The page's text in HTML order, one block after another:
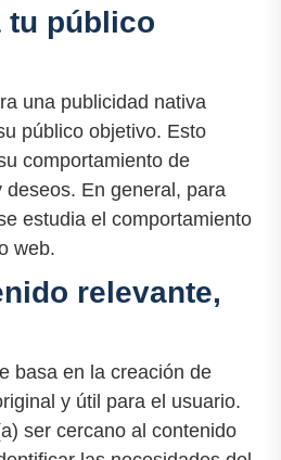
tu público
una publicidad nativa
público objetivo. Esto
comportamiento de
En general, para
estudia el comportamiento
web.
relevante,
basa en la creación de
y útil para el usuario.
ser cercano al contenido